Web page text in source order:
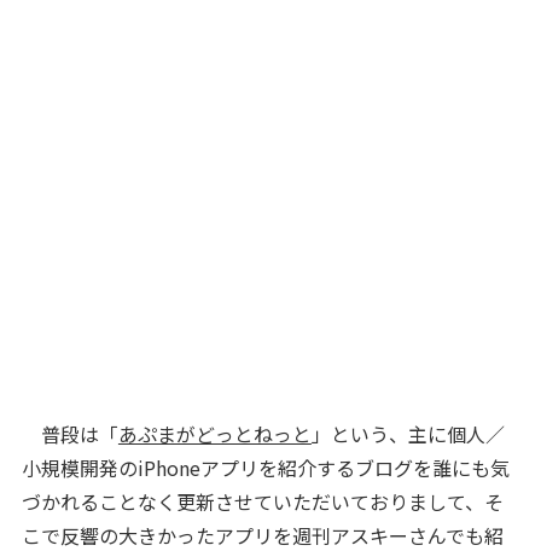
普段は「あぷまがどっとねっと 」という、主に個人／
小規模開発のiPhoneアプリを紹介するブログを誰にも気
づかれることなく更新させていただいておりまして、そ
こで反響の大きかったアプリを週刊アスキーさんでも紹